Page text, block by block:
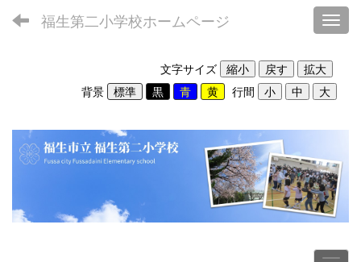
福生第二小学校ホームページ
文字サイズ
背景
行間